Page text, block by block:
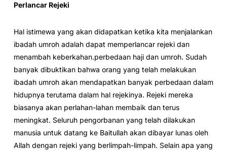
Perlancar Rejeki
Hal istimewa yang akan didapatkan ketika kita menjalankan
ibadah umroh adalah dapat memperlancar rejeki dan
menambah keberkahan.perbedaan haji dan umroh. Sudah
banyak dibuktikan bahwa orang yang telah melakukan
ibadah umroh akan mendapatkan banyak perbedaan dalam
hidupnya terutama dalam hal rejekinya. Rejeki mereka
biasanya akan perlahan-lahan membaik dan terus
meningkat. Seluruh pengorbanan yang telah dilakukan
manusia untuk datang ke Baitullah akan dibayar lunas oleh
Allah dengan rejeki yang berlimpah-limpah. Selain apa yang